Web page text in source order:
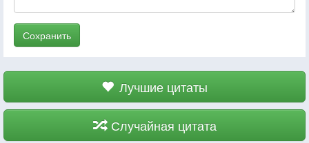
Сохранить
Лучшие цитаты
Случайная цитата